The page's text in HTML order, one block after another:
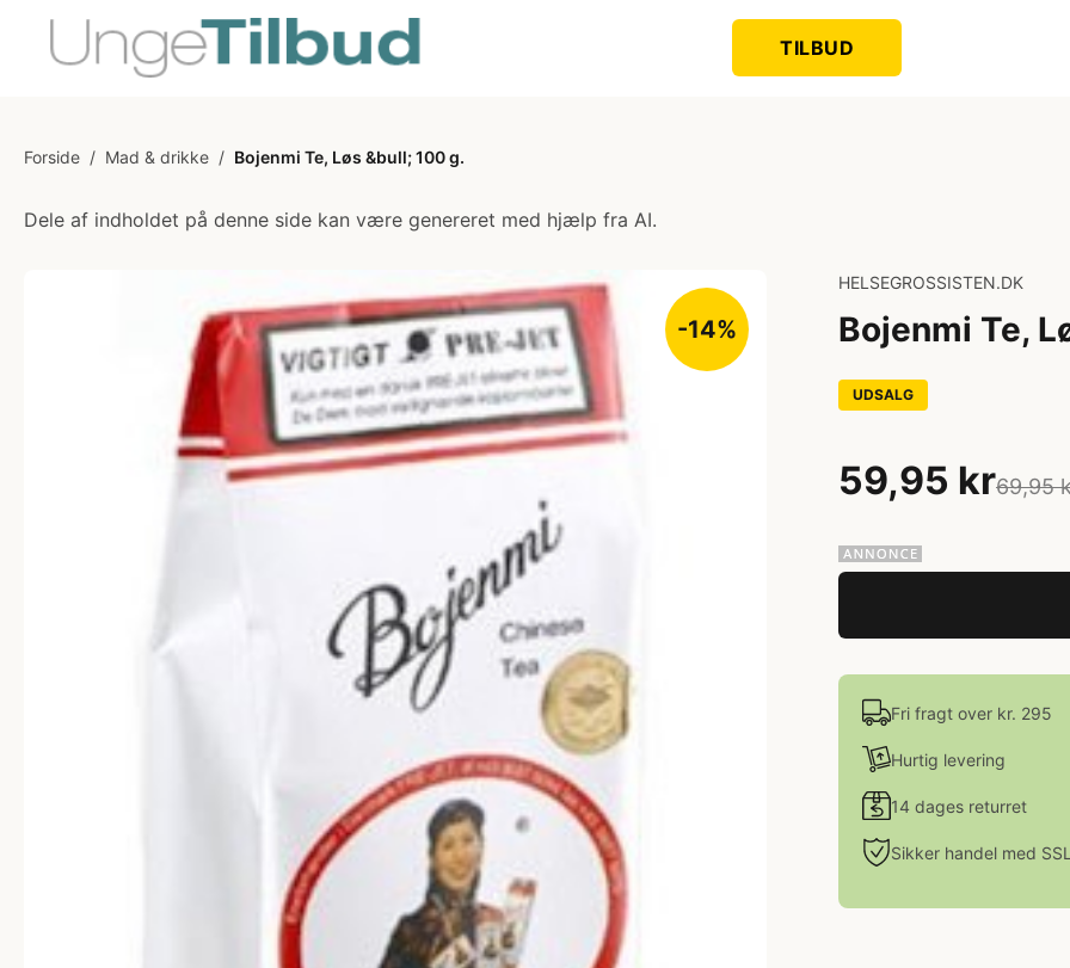
TILBUD
Forside / Mad & drikke / Bojenmi Te, Løs &bull; 100 g.
Dele af indholdet på denne side kan være genereret med hjælp fra AI.
-14%
HELSEGROSSISTEN.DK
Bojenmi Te,
UDSALG
59,95 kr69,95
Fri fragt over kr. 295
Hurtig levering
14 dages returret
Sikker handel med SSL